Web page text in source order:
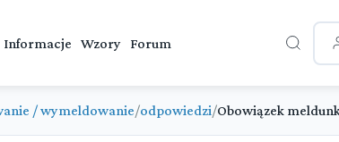
Informacje Wzory Forum
/ wymeldowanie/odpowiedzi/Obowiązek